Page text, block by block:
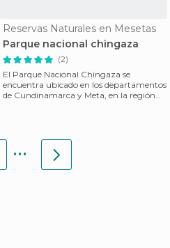
Reservas Naturales en Mesetas
Parque nacional chingaza
(2)
El Parque Nacional Chingaza se
encuentra ubicado en los departamentos
de Cundinamarca y Meta, en la región
...